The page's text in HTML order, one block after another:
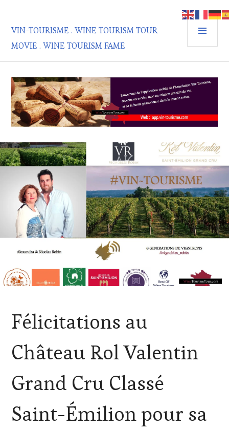
contenu
principal
VIN-TOURISME . WINE TOURISM TOUR
MOVIE . WINE TOURISM FAME
CHALLENGE
HORS
DE
CONFORT,
:
WINE
VOUCHER,
CÔTES-
Félicitations au
Château Rol Valentin
Grand Cru Classé
Saint-Émilion pour sa